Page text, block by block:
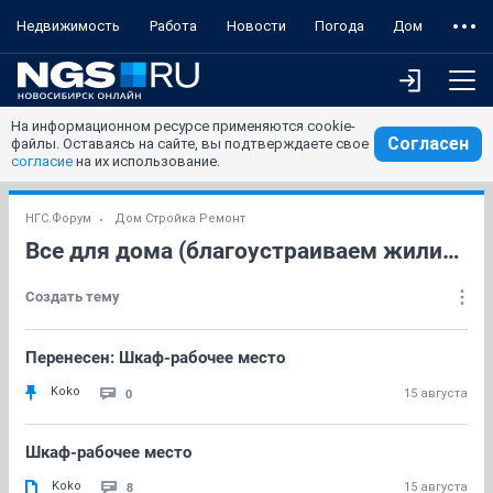
Недвижимость Работа Новости Погода Дом
На информационном ресурсе применяются cookie-
файлы. Оставаясь на сайте, вы подтверждаете свое
согласие на их использование.
Согласен
НГС.Форум Дом Стройка Ремонт
Все для дома (благоустраиваем жилище)
Создать тему
Перенесен: Шкаф-рабочее место
Koko 0 15 августа
Шкаф-рабочее место
Koko 8 15 августа